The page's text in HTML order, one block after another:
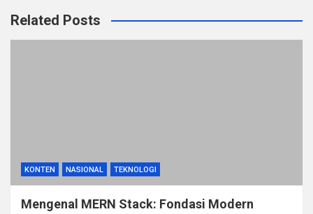
Related Posts
KONTEN NASIONAL TEKNOLOGI
Mengenal MERN Stack: Fondasi Modern